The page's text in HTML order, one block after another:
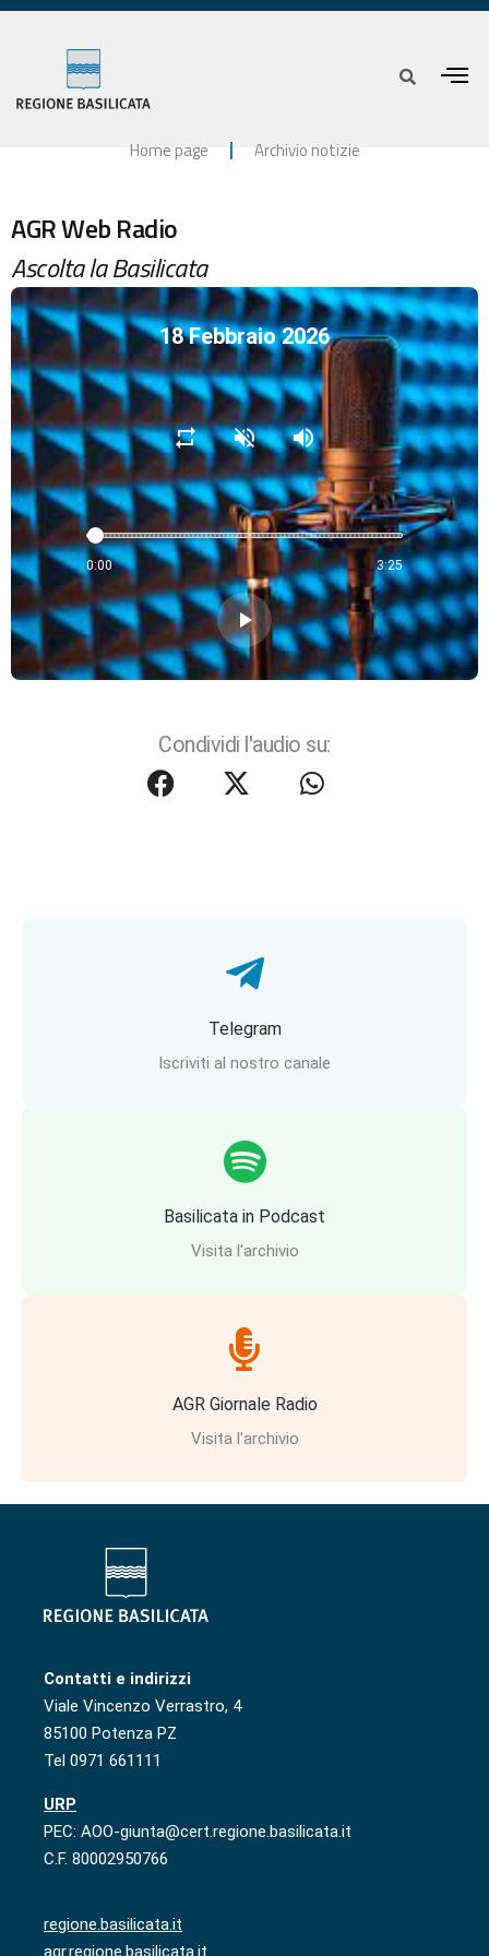
Home page Archivio notizie
AGR Web Radio
Ascolta la Basilicata
18 Febbraio 2026
repeat volume_off volume_up
0:00 3:25
play_arrow
Condividi l'audio su:
Telegram
Iscriviti al nostro canale
Basilicata in Podcast
Visita l'archivio
AGR Giornale Radio
Visita l'archivio
Contatti e indirizzi
Viale Vincenzo Verrastro, 4
85100 Potenza PZ
Tel 0971 661111
URP
PEC: AOO-giunta@cert.regione.basilicata.it
C.F. 80002950766
regione.basilicata.it
agr.regione.basilicata.it